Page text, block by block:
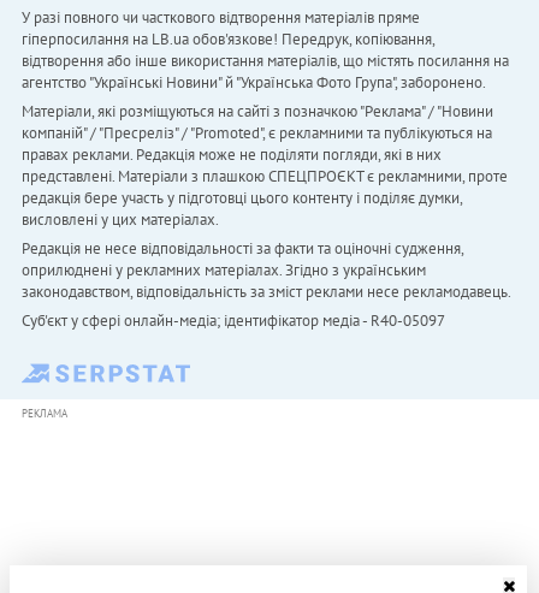
У разі повного чи часткового відтворення матеріалів пряме
гіперпосилання на LB.ua обов'язкове! Передрук, копіювання,
відтворення або інше використання матеріалів, що містять посилання на
агентство "Українськi Новини" й "Українська Фото Група", заборонено.
Матеріали, які розміщуються на сайті з позначкою "Реклама" / "Новини
компаній" / "Пресреліз" / "Promoted", є рекламними та публікуються на
правах реклами. Редакція може не поділяти погляди, які в них
представлені. Матеріали з плашкою СПЕЦПРОЄКТ є рекламними, проте
редакція бере участь у підготовці цього контенту і поділяє думки,
висловлені у цих матеріалах.
Редакція не несе відповідальності за факти та оціночні судження,
оприлюднені у рекламних матеріалах. Згідно з українським
законодавством, відповідальність за зміст реклами несе рекламодавець.
Cуб'єкт у сфері онлайн-медіа; ідентифікатор медіа - R40-05097
РЕКЛАМА